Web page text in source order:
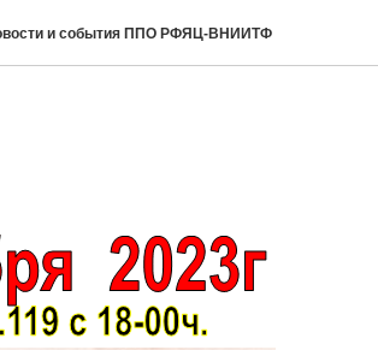
и события ППО РФЯЦ-ВНИИТФ